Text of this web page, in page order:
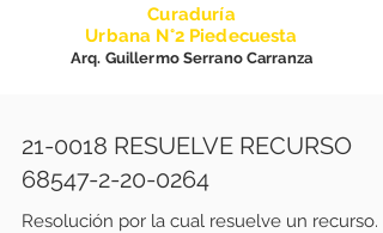
Curaduría
Urbana N°2 Piedecuesta
Arq. Guillermo Serrano Carranza
21-0018 RESUELVE RECURSO
68547-2-20-0264
Resolución por la cual resuelve un recurso.